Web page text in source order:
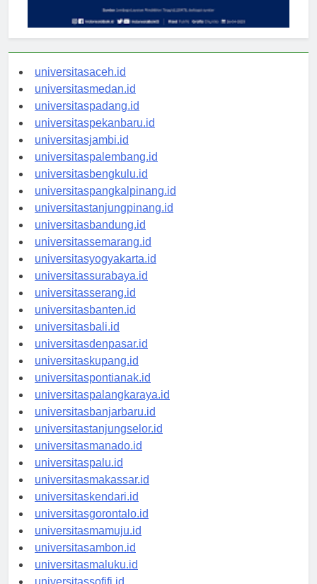
universitasaceh.id
universitasmedan.id
universitaspadang.id
universitaspekanbaru.id
universitasjambi.id
universitaspalembang.id
universitasbengkulu.id
universitaspangkalpinang.id
universitastanjungpinang.id
universitasbandung.id
universitassemarang.id
universitasyogyakarta.id
universitassurabaya.id
universitasserang.id
universitasbanten.id
universitasbali.id
universitasdenpasar.id
universitaskupang.id
universitaspontianak.id
universitaspalangkaraya.id
universitasbanjarbaru.id
universitastanjungselor.id
universitasmanado.id
universitaspalu.id
universitasmakassar.id
universitaskendari.id
universitasgorontalo.id
universitasmamuju.id
universitasambon.id
universitasmaluku.id